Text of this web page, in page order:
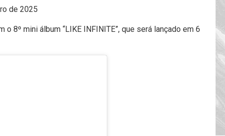
de 2025
8º mini álbum “LIKE INFINITE”, que será lançado em 6